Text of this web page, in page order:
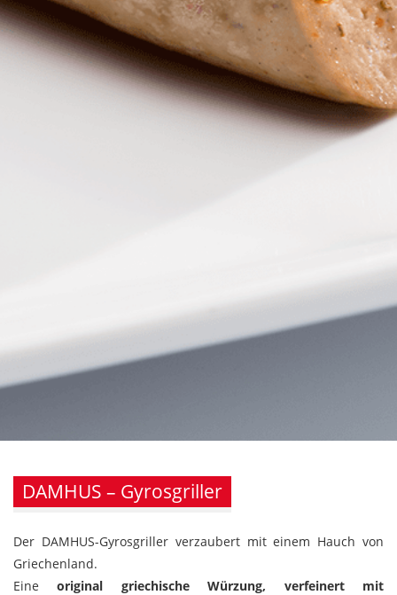
DAMHUS – Gyrosgriller
Der DAMHUS-Gyrosgriller verzaubert mit einem Hauch von
Griechenland.
Eineoriginal griechische Würzung, verfeinert mit